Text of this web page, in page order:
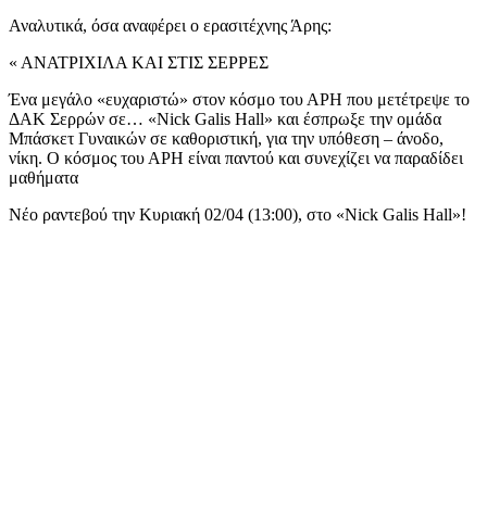
Αναλυτικά, όσα αναφέρει ο ερασιτέχνης Άρης:
« ΑΝΑΤΡΙΧΙΛΑ ΚΑΙ ΣΤΙΣ ΣΕΡΡΕΣ
Ένα μεγάλο «ευχαριστώ» στον κόσμο του ΑΡΗ που μετέτρεψε το
ΔΑΚ Σερρών σε… «Nick Galis Hall» και έσπρωξε την ομάδα
Μπάσκετ Γυναικών σε καθοριστική, για την υπόθεση – άνοδο,
νίκη. Ο κόσμος του ΑΡΗ είναι παντού και συνεχίζει να παραδίδει
μαθήματα
Νέο ραντεβού την Κυριακή 02/04 (13:00), στο «Nick Galis Hall»!